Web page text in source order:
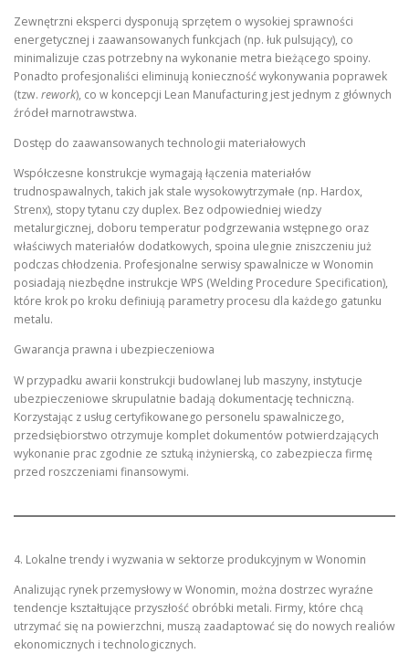
Zewnętrzni eksperci dysponują sprzętem o wysokiej sprawności
energetycznej i zaawansowanych funkcjach (np. łuk pulsujący), co
minimalizuje czas potrzebny na wykonanie metra bieżącego spoiny.
Ponadto profesjonaliści eliminują konieczność wykonywania poprawek
(tzw. rework), co w koncepcji Lean Manufacturing jest jednym z głównych
źródeł marnotrawstwa.
Dostęp do zaawansowanych technologii materiałowych
Współczesne konstrukcje wymagają łączenia materiałów
trudnospawalnych, takich jak stale wysokowytrzymałe (np. Hardox,
Strenx), stopy tytanu czy duplex. Bez odpowiedniej wiedzy
metalurgicznej, doboru temperatur podgrzewania wstępnego oraz
właściwych materiałów dodatkowych, spoina ulegnie zniszczeniu już
podczas chłodzenia. Profesjonalne serwisy spawalnicze w Wonomin
posiadają niezbędne instrukcje WPS (Welding Procedure Specification),
które krok po kroku definiują parametry procesu dla każdego gatunku
metalu.
Gwarancja prawna i ubezpieczeniowa
W przypadku awarii konstrukcji budowlanej lub maszyny, instytucje
ubezpieczeniowe skrupulatnie badają dokumentację techniczną.
Korzystając z usług certyfikowanego personelu spawalniczego,
przedsiębiorstwo otrzymuje komplet dokumentów potwierdzających
wykonanie prac zgodnie ze sztuką inżynierską, co zabezpiecza firmę
przed roszczeniami finansowymi.
4. Lokalne trendy i wyzwania w sektorze produkcyjnym w Wonomin
Analizując rynek przemysłowy w Wonomin, można dostrzec wyraźne
tendencje kształtujące przyszłość obróbki metali. Firmy, które chcą
utrzymać się na powierzchni, muszą zaadaptować się do nowych realiów
ekonomicznych i technologicznych.